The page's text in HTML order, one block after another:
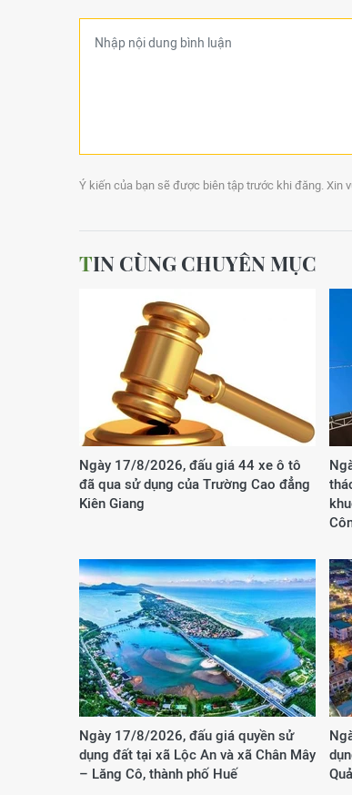
Ý kiến của bạn sẽ được biên tập trước khi đăng. Xin
TIN CÙNG CHUYÊN MỤC
Ngày 17/8/2026, đấu giá 44 xe ô tô
đã qua sử dụng của Trường Cao đẳng
Kiên Giang
Ngày 17/8/2026, đấu giá quyền sử
dụng đất tại xã Lộc An và xã Chân Mây
– Lăng Cô, thành phố Huế